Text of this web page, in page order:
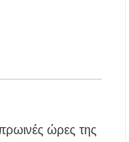
ώρες της